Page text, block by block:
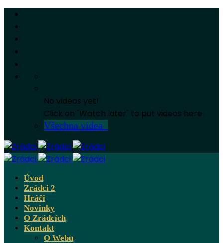
No videos yet!
Click on "Watch later" to put videos here
Všechna videa
Úvod
Zrádci 2
Hráči
Novinky
O Zrádcích
Kontakt
O Webu